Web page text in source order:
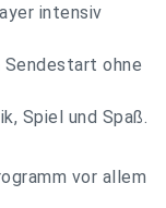
intensiv
ohne
Spiel und Spaß.
vor allem